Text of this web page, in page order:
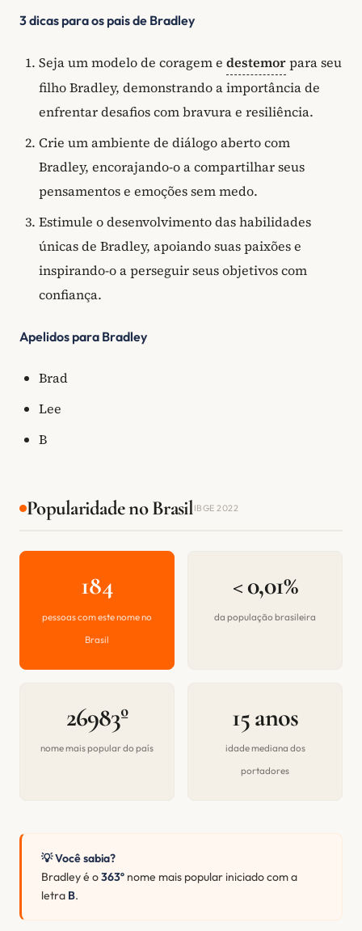
3 dicas para os pais de Bradley
Seja um modelo de coragem e destemorpara seu
filho Bradley, demonstrando a importância de
enfrentar desafios com bravura e resiliência.
Crie um ambiente de diálogo aberto com
Bradley, encorajando-o a compartilhar seus
pensamentos e emoções sem medo.
Estimule o desenvolvimento das habilidades
únicas de Bradley, apoiando suas paixões e
inspirando-o a perseguir seus objetivos com
confiança.
Apelidos para Bradley
Brad
Lee
B
Popularidade no BrasilIBGE 2022
184
pessoas com este nome no
Brasil
< 0,01%
da população brasileira
26983º
nome mais popular do país
15 anos
idade mediana dos
portadores
💡 Você sabia?
Bradley é o363º nome mais popular iniciado com a
letra B.